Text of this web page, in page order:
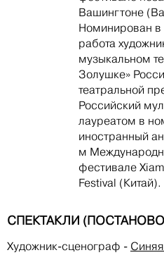
Вашингтоне
Номинирован в
работа
музыкальном
Золушке»
театральной
Российский
лауреатом в
иностранный
м
фестивале
Festival (Китай).
СПЕКТАКЛИ
Художник-сценограф -